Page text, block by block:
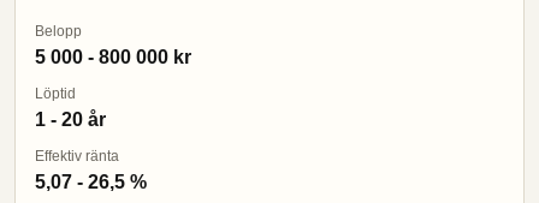
Belopp
5 000 - 800 000 kr
Löptid
1 - 20 år
Effektiv ränta
5,07 - 26,5 %